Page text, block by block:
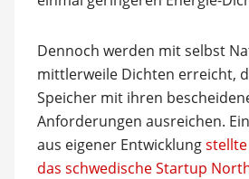
Dennoch werden mit selbst
mittlerweile Dichten erreicht,
Speicher mit ihren
Anforderungen ausreichen.
aus eigener Entwicklung
das schwedische Startup